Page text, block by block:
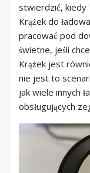
stwierdzić, kiedy
Krążek do
pracować pod
świetne, jeśli
Krążek jest
nie jest to
jak wiele innych
obsługujących